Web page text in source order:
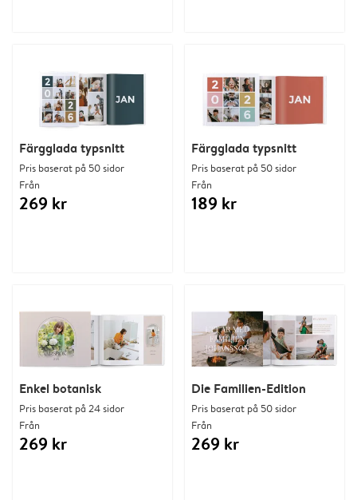
Die Familien-Edition
Pris baserat på 50 sidor
Från
269 kr
Enkel botanisk
Pris baserat på 24 sidor
Från
269 kr
Färgglada typsnitt
Pris baserat på 50 sidor
Från
269 kr
Färgglada typsnitt
Pris baserat på 50 sidor
Från
189 kr